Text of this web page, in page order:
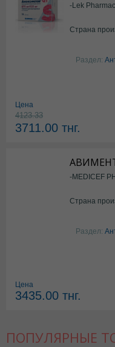
-Lek
Страна
Раздел:
Цена
4123.33
3711.00 тнг.
-MEDICEF
Страна
Раздел:
Цена
3435.00 тнг.
ПОПУЛЯРНЫЕ